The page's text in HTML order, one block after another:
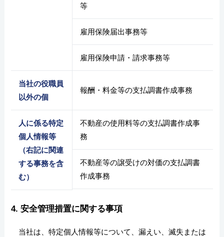
等
雇用保険届出事務等
雇用保険申請・請求事務等
当社の役職員
以外の個
報酬・料金等の支払調書作成事務
人に係る特定
個人情報等
（右記に関連
する事務を含
む）
不動産の使用料等の支払調書作成事
務
不動産等の譲受けの対価の支払調書
作成事務
4. 安全管理措置に関する事項
当社は、特定個人情報等について、漏えい、滅失または